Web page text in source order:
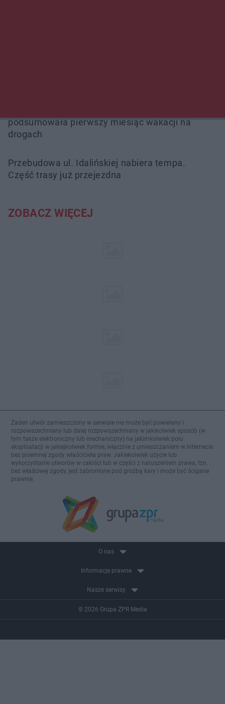
podsumowała pierwszy miesiąc wakacji na
drogach
Przebudowa ul. Idalińskiej nabiera tempa.
Część trasy już przejezdna
ZOBACZ WIĘCEJ
Żaden utwór zamieszczony w serwisie nie może być powielany i
rozpowszechniany lub dalej rozpowszechniany w jakikolwiek sposób (w
tym także elektroniczny lub mechaniczny) na jakimkolwiek polu
eksploatacji w jakiejkolwiek formie, włącznie z umieszczaniem w Internecie
bez pisemnej zgody właściciela praw. Jakiekolwiek użycie lub
wykorzystanie utworów w całości lub w części z naruszeniem prawa, tzn.
bez właściwej zgody, jest zabronione pod groźbą kary i może być ścigane
prawnie.
O nas
Informacje prawne
Nasze serwisy
© 2026 Grupa ZPR Media